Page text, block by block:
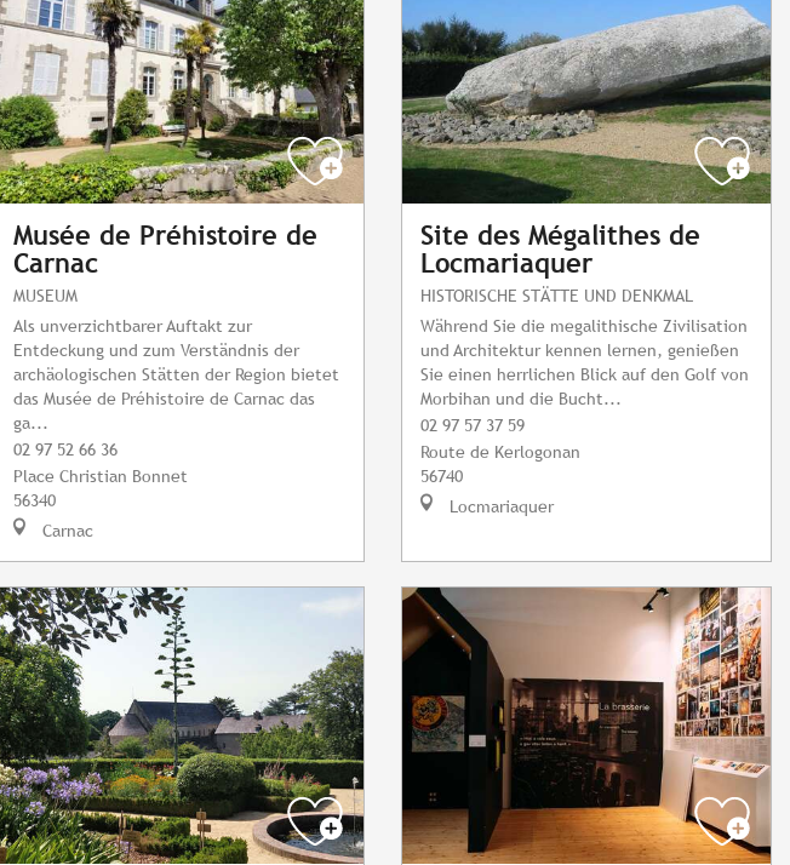
Musée de Préhistoire de
Carnac
MUSEUM
Als unverzichtbarer Auftakt zur
Entdeckung und zum Verständnis der
archäologischen Stätten der Region bietet
das Musée de Préhistoire de Carnac das
ga...
02 97 52 66 36
Place Christian Bonnet
56340
Carnac
Site des Mégalithes de
Locmariaquer
HISTORISCHE STÄTTE UND DENKMAL
Während Sie die megalithische Zivilisation
und Architektur kennen lernen, genießen
Sie einen herrlichen Blick auf den Golf von
Morbihan und die Bucht...
02 97 57 37 59
Route de Kerlogonan
56740
Locmariaquer